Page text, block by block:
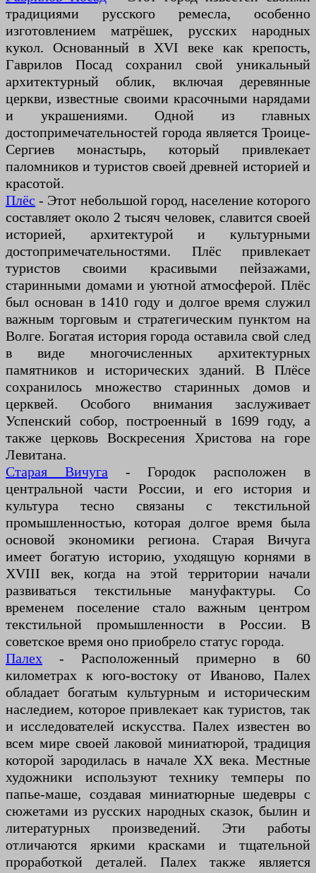
традициями русского ремесла, особенно
изготовлением матрёшек, русских народных
кукол. Основанный в XVI веке как крепость,
Гаврилов Посад сохранил свой уникальный
архитектурный облик, включая деревянные
церкви, известные своими красочными нарядами
и украшениями. Одной из главных
достопримечательностей города является Троице-
Сергиев монастырь, который привлекает
паломников и туристов своей древней историей и
красотой.
Плёс - Этот небольшой город, население которого
составляет около 2 тысяч человек, славится своей
историей, архитектурой и культурными
достопримечательностями. Плёс привлекает
туристов своими красивыми пейзажами,
старинными домами и уютной атмосферой. Плёс
был основан в 1410 году и долгое время служил
важным торговым и стратегическим пунктом на
Волге. Богатая история города оставила свой след
в виде многочисленных архитектурных
памятников и исторических зданий. В Плёсе
сохранилось множество старинных домов и
церквей. Особого внимания заслуживает
Успенский собор, построенный в 1699 году, а
также церковь Воскресения Христова на горе
Левитана.
Старая Вичуга - Городок расположен в
центральной части России, и его история и
культура тесно связаны с текстильной
промышленностью, которая долгое время была
основой экономики региона. Старая Вичуга
имеет богатую историю, уходящую корнями в
XVIII век, когда на этой территории начали
развиваться текстильные мануфактуры. Со
временем поселение стало важным центром
текстильной промышленности в России. В
советское время оно приобрело статус города.
Палех - Расположенный примерно в 60
километрах к юго-востоку от Иваново, Палех
обладает богатым культурным и историческим
наследием, которое привлекает как туристов, так
и исследователей искусства. Палех известен во
всем мире своей лаковой миниатюрой, традиция
которой зародилась в начале XX века. Местные
художники используют технику темперы по
папье-маше, создавая миниатюрные шедевры с
сюжетами из русских народных сказок, былин и
литературных произведений. Эти работы
отличаются яркими красками и тщательной
проработкой деталей. Палех также является